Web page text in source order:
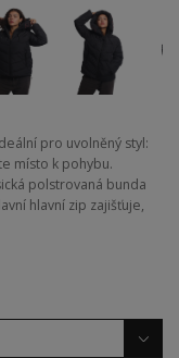
pro uvolněný styl:
místo k pohybu.
polstrovaná bunda
hlavní zip zajišťuje,